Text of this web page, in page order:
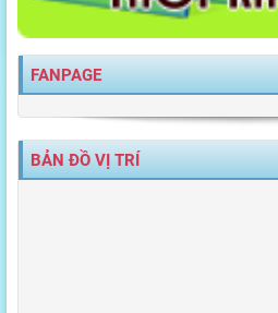
FANPAGE
BẢN ĐỒ VỊ TRÍ